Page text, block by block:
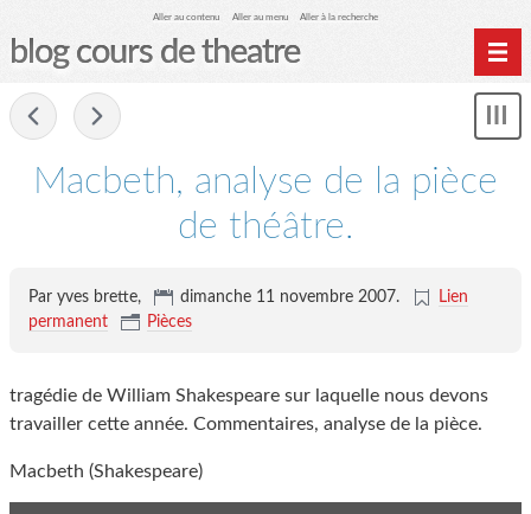
Aller au contenu Aller au menu Aller à la recherche
blog cours de theatre
Macbeth, analyse de la pièce
de théâtre.
Par yves brette, dimanche 11 novembre 2007.
Lien
permanent
Pièces
tragédie de William Shakespeare sur laquelle nous devons
travailler cette année. Commentaires, analyse de la pièce.
Macbeth (Shakespeare)